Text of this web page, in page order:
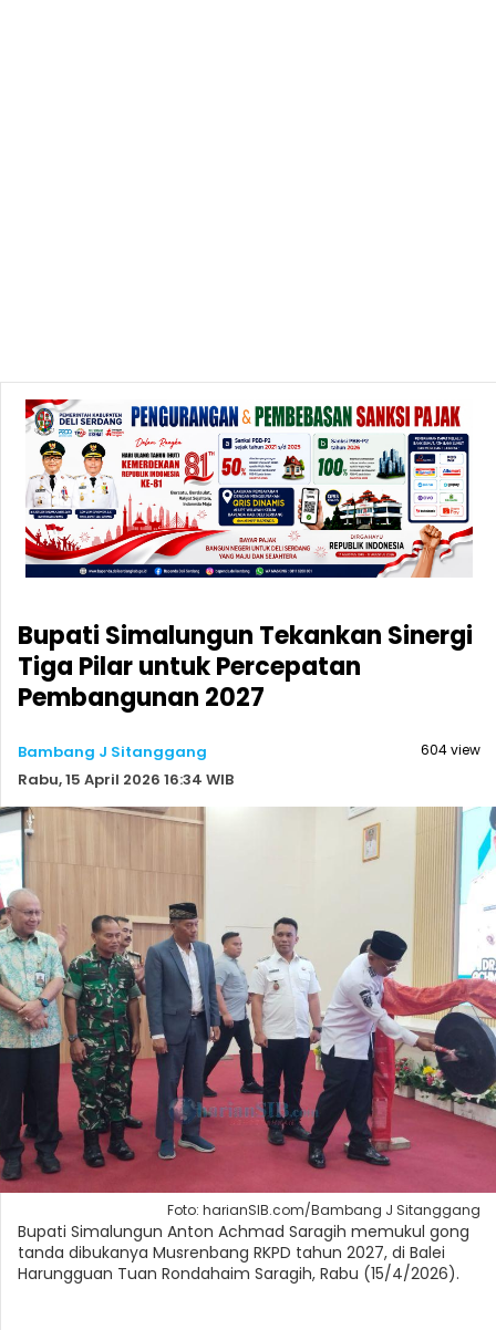
Bupati Simalungun Tekankan Sinergi
Tiga Pilar untuk Percepatan
Pembangunan 2027
Bambang J Sitanggang
Rabu, 15 April 2026 16:34 WIB
604 view
Foto: harianSIB.com/Bambang J Sitanggang
Bupati Simalungun Anton Achmad Saragih memukul gong
tanda dibukanya Musrenbang RKPD tahun 2027, di Balei
Harungguan Tuan Rondahaim Saragih, Rabu (15/4/2026).